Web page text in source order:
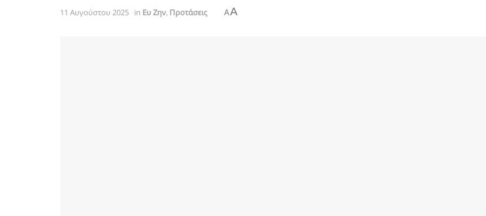
11 Αυγούστου 2025 in Ευ Ζην, Προτάσεις AA